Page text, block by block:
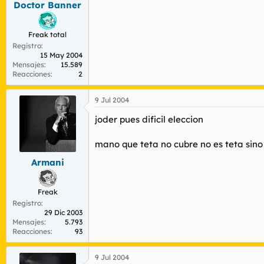
r
t
m
a
Doctor Banner
Freak total
Registro
15 May 2004
Mensajes
15.589
Reacciones
2
Armani
Freak
Registro
29 Dic 2003
Mensajes
5.793
Reacciones
93
9 Jul 2004
joder pues dificil eleccion
mano que teta no cubre no es teta
9 Jul 2004